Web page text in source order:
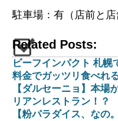
駐車場：有（店前と店
Related Posts:
ビーフインパクト 札幌
料金でガッツリ食べれ
【ダルセーニョ】本場
リアンレストラン！？
【粉パラダイス、なの